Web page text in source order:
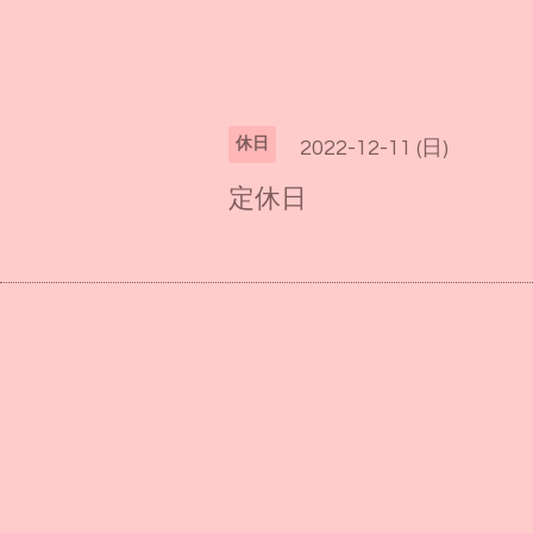
休日 2022-12-11 (日)
定休日